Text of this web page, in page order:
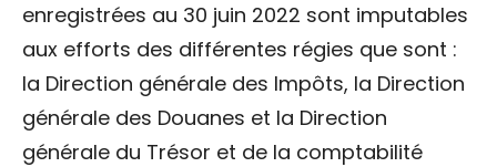
enregistrées au 30 juin 2022 sont imputables
aux efforts des différentes régies que sont :
la Direction générale des Impôts, la Direction
générale des Douanes et la Direction
générale du Trésor et de la comptabilité